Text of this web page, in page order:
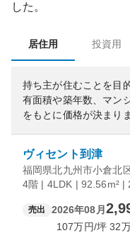
した。
居住用 投資用
持ち主が住むことを目
有面積や築年数、マン
をもとに価格が決まりま
ヴィセント到津
福岡県北九州市小倉北
4階 | 4LDK | 92.56m² |
売出 2026年08月
107万円/坪 32